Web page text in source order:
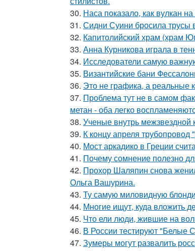
30. Наса показало, как вулкан
31. Сидни Суини бросила трусы
32. Капитолийский храм (храм
33. Анна Курникова играла в
34. Исследователи самую
35. Византийские бани
36. Это не графика, а реальные
37. Проблема тут не в самом
метан - оба легко
38. Ученые внутрь межзвездной
39. К концу апреля трубопровод
40. Мост аркадико в Греции
41. Почему сомнение полезно
42. Прохор Шаляпин снова
Ольга Вашурина.
43. Ту самую миловидную
44. Многие ищут, куда вложить
45. Что ели люди, жившие на
46. В России тестируют "Белые
47. Зумеры могут развалить